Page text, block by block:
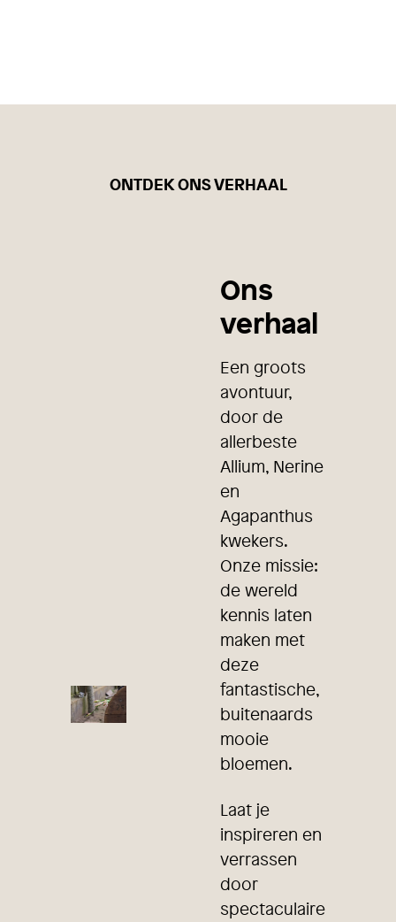
ONTDEK ONS VERHAAL
Ons
verhaal
Een groots
avontuur,
door de
allerbeste
Allium, Nerine
en
Agapanthus
kwekers.
Onze missie:
de wereld
kennis laten
maken met
deze
fantastische,
buitenaards
mooie
bloemen.
Laat je
inspireren en
verrassen
door
spectaculaire